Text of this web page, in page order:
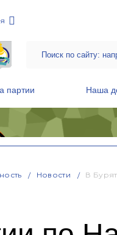
партии Наша
Новости В